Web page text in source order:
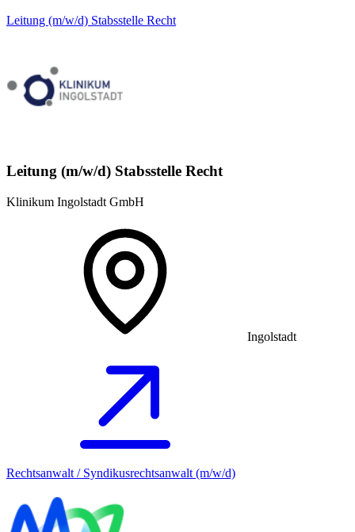
Leitung (m/w/d) Stabsstelle Recht
Leitung (m/w/d) Stabsstelle Recht
Klinikum Ingolstadt GmbH
Ingolstadt
Rechtsanwalt / Syndikusrechtsanwalt (m/w/d)